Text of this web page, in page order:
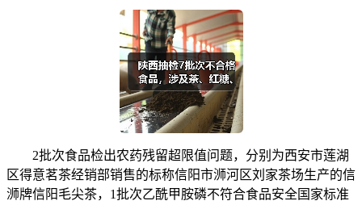
2批次食品检出农药残留超限值问题，分别为西安市莲湖
区得意茗茶经销部销售的标称信阳市浉河区刘家茶场生产的信
浉牌信阳毛尖茶，1批次乙酰甲胺磷不符合食品安全国家标准